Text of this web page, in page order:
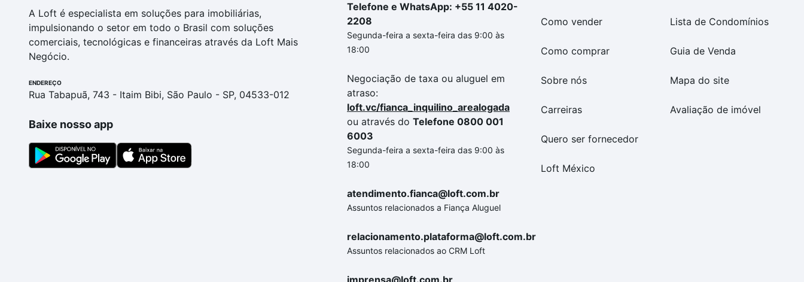
A Loft é especialista em soluções para imobiliárias,
impulsionando o setor em todo o Brasil com soluções
comerciais, tecnológicas e financeiras através da Loft Mais
Negócio.
ENDEREÇO
Rua Tabapuã, 743 - Itaim Bibi, São Paulo - SP, 04533-012
Baixe nosso app
Telefone e WhatsApp: +55 11 4020-
2208
Segunda-feira a sexta-feira das 9:00 às
18:00
Negociação de taxa ou aluguel em
atraso:
loft.vc/fianca_inquilino_arealogada
ou através do Telefone 0800 001
6003
Segunda-feira a sexta-feira das 9:00 às
18:00
atendimento.fianca@loft.com.br
Assuntos relacionados a Fiança Aluguel
relacionamento.plataforma@loft.com.br
Assuntos relacionados ao CRM Loft
imprensa@loft.com.br
Como vender
Como comprar
Sobre nós
Carreiras
Quero ser fornecedor
Loft México
Lista de Condomínios
Guia de Venda
Mapa do site
Avaliação de imóvel